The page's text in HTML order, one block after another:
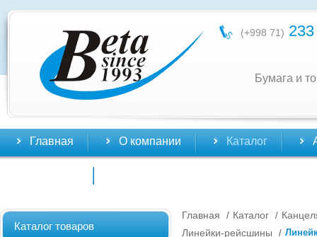
(+998 71)
Бумага и
Главная О компании Каталог
Каталог товаров
Главная / Каталог /
Линейки-рейсшины
/